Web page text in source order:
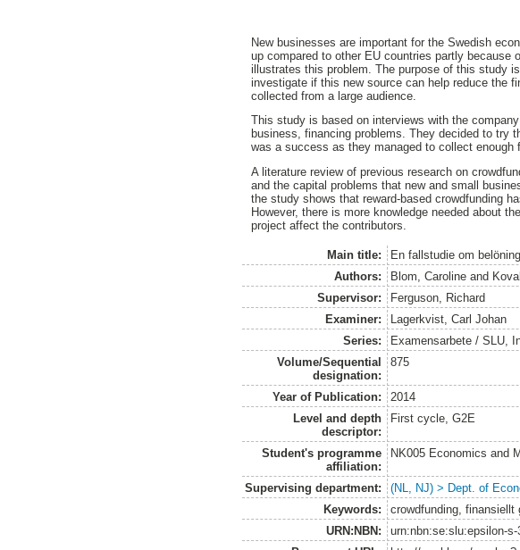
New businesses are important for the Swedish
up compared to other EU countries partly
illustrates this problem. The purpose of this study
investigate if this new source can help reduce the
collected from a large audience.
This study is based on interviews with the
business, financing problems. They decided to try
was a success as they managed to collect
A literature review of previous research on
and the capital problems that new and small
the study shows that reward-based crowdfunding
However, there is more knowledge needed about
project affect the contributors.
Main title:
En fallstudie om
Authors:
Blom, Carolineand
Supervisor:
Ferguson, Richard
Examiner:
Lagerkvist, Carl Johan
Series:
Examensarbete / SLU,
Volume/Sequential
designation:
875
Year of Publication:
2014
Level and depth
descriptor:
First cycle, G2E
Student's programme
affiliation:
NK005 Economics and
Supervising department:
(NL, NJ) > Dept. of
Keywords:
crowdfunding, finansiellt
URN:NBN:
urn:nbn:se:slu:epsilon-s-